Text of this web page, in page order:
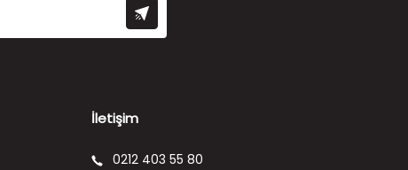
İletişim
0212 403 55 80